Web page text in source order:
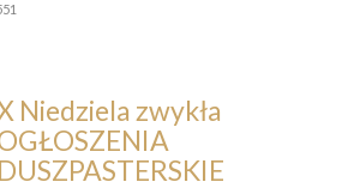
Niedziela zwykła
DUSZPASTERSKIE